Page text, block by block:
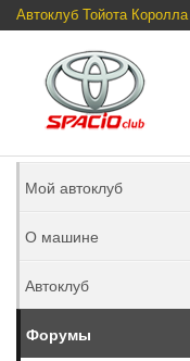
Автоклуб Тойота
Мой автоклуб
О машине
Автоклуб
Форумы